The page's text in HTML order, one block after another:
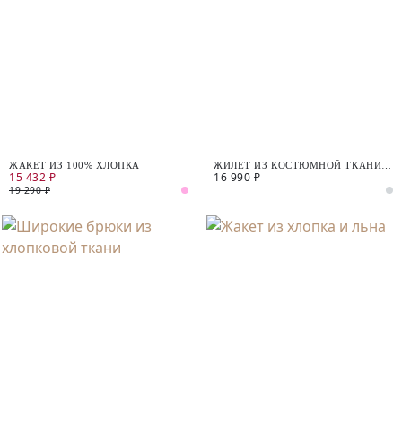
ЖАКЕТ ИЗ 100% ХЛОПКА
15 432 ₽
19 290 ₽
ЖИЛЕТ ИЗ КОСТЮМНОЙ ТКАНИ С
ХЛОПКОМ
16 990 ₽